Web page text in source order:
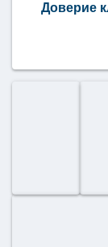
Доверие